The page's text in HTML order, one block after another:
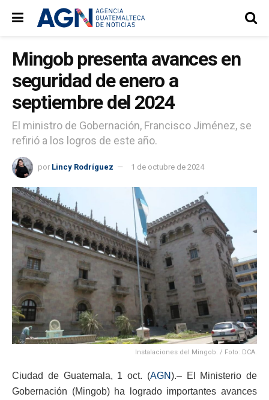
Mingob presenta avances en
seguridad de enero a
septiembre del 2024
El ministro de Gobernación, Francisco Jiménez, se
refirió a los logros de este año.
por Lincy Rodríguez 1 de octubre de 2024
Instalaciones del Mingob. / Foto: DCA.
Ciudad de Guatemala, 1 oct. (AGN).– El Ministerio de
Gobernación (Mingob) ha logrado importantes avances